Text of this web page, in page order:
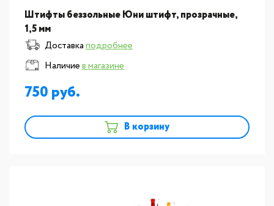
Штифты беззольные Юни штифт, прозрачные,
1,5 мм
Доставкаподробнее
Наличиев магазине
750
В корзину